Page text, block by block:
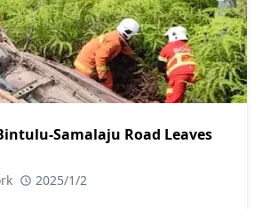
Samalaju Road Leaves
2025/1/2